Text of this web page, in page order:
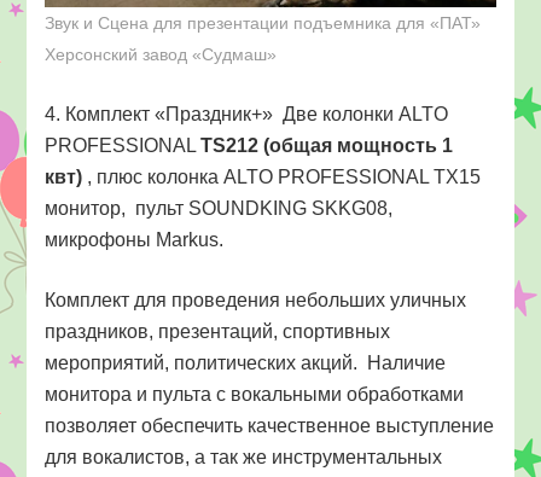
Звук и Сцена для презентации подъемника для «ПАТ»
Херсонский завод «Судмаш»
4. Комплект «Праздник+» Две колонки ALTO
PROFESSIONALTS212 (общая мощность 1
квт) , плюс колонка ALTO PROFESSIONAL TX15
монитор, пульт SOUNDKING SKKG08,
микрофоны Markus.
Комплект для проведения небольших уличных
праздников, презентаций, спортивных
мероприятий, политических акций. Наличие
монитора и пульта с вокальными обработками
позволяет обеспечить качественное выступление
для вокалистов, а так же инструментальных